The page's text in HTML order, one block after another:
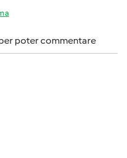
poter commentare